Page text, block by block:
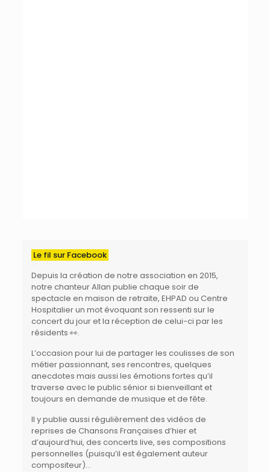
Le fil sur Facebook
Depuis la création de notre association en 2015,
notre chanteurAllan publie chaque soir de
spectacle en maison de retraite, EHPAD ou Centre
Hospitalierun mot évoquant son ressenti sur le
concert du jour et la réception de celui-ci par les
résidents 👀.
L’occasion pour lui de partager les coulisses de son
métier passionnant, ses rencontres, quelques
anecdotes mais aussi les émotions fortes qu’il
traverse avec le public sénior si bienveillant et
toujours en demande de musique et de fête.
Il y publie aussi régulièrement des vidéos de
reprises de Chansons Françaises d’hier et
d’aujourd’hui, des concerts live, ses compositions
personnelles (puisqu’il est également auteur
compositeur)…